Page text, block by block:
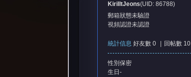
KirilltJeons(UID: 86788)
郵箱狀態未驗證
視頻認證未認證
統計信息 好友數 0 回帖數 10
性別 保密
生日 -